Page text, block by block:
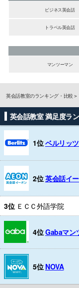
ビジネス英会話
トラベル英会話
マンツーマン
英会話教室のランキング・比較
英会話教室 満足度ラ
1位ベルリッツ
2位英会話イ
3位 ＥＣＣ外語学院
4位Gabaマン
5位 NOVA